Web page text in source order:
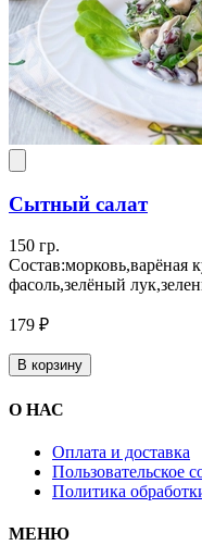
Сытный салат
150 гр.
Состав:морковь,варёная
фасоль,зелёный
179 ₽
В корзину
О НАС
Оплата и доставка
Пользовательское
Политика
МЕНЮ